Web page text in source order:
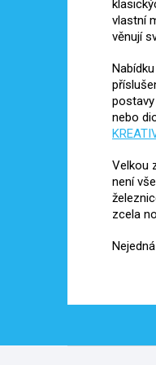
vlastní
věnují
nebo
Velkou
není
zcela